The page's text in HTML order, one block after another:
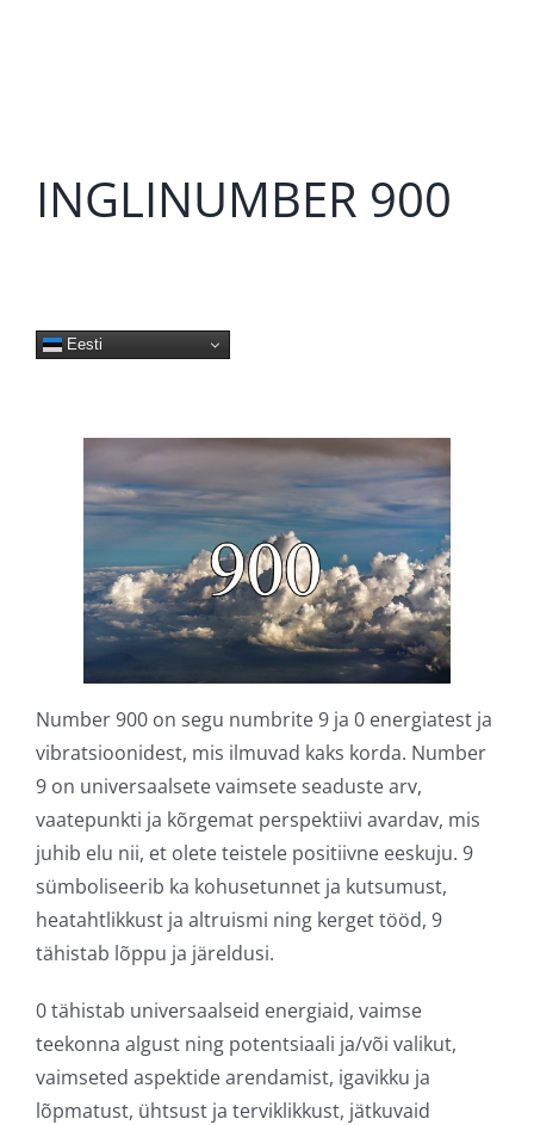
INGLINUMBER 900
Number 900 on segu numbrite 9 ja 0 energiatest ja
vibratsioonidest, mis ilmuvad kaks korda. Number
9 on universaalsete vaimsete seaduste arv,
vaatepunkti ja kõrgemat perspektiivi avardav, mis
juhib elu nii, et olete teistele positiivne eeskuju. 9
sümboliseerib ka kohusetunnet ja kutsumust,
heatahtlikkust ja altruismi ning kerget tööd, 9
tähistab lõppu ja järeldusi.
0 tähistab universaalseid energiaid, vaimse
teekonna algust ning potentsiaali ja/või valikut,
vaimseted aspektide arendamist, igavikku ja
lõpmatust, ühtsust ja terviklikkust, jätkuvaid
Eesti